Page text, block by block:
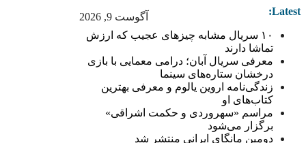
آگوست 9, 2026 Latest:
۱۰ سریال مشابه چیزهای عجیب که ارزش
تماشا دارند
معرفی سریال آبان؛ درامی معمایی با بازی
درخشان ستاره‌های سینما
زندگی‌نامه اروین یالوم و معرفی بهترین
کتاب‌های او
مراسم «سهروردی و حکمت اشراقی»
برگزار می‌شود
دومین مانگای ایرانی منتشر شد